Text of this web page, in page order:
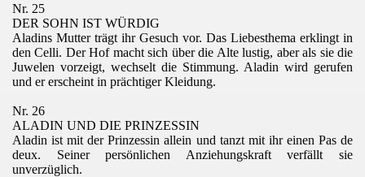
Nr. 25
DER SOHN IST WÜRDIG
Aladins Mutter trägt ihr Gesuch vor. Das Liebesthema erklingt in
den Celli. Der Hof macht sich über die Alte lustig, aber als sie die
Juwelen vorzeigt, wechselt die Stimmung. Aladin wird gerufen
und er erscheint in prächtiger Kleidung.
Nr. 26
ALADIN UND DIE PRINZESSIN
Aladin ist mit der Prinzessin allein und tanzt mit ihr einen Pas de
deux. Seiner persönlichen Anziehungskraft verfällt sie
unverzüglich.